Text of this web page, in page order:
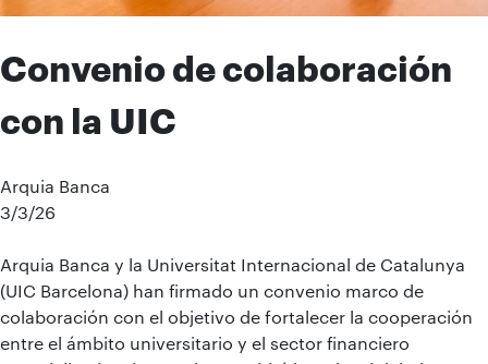
Convenio de colaboración
con la UIC
Arquia Banca
3/3/26
Arquia Banca y la Universitat Internacional de Catalunya
(UIC Barcelona) han firmado un convenio marco de
colaboración con el objetivo de fortalecer la cooperación
entre el ámbito universitario y el sector financiero